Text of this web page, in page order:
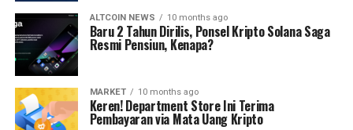
ALTCOIN NEWS 10 months ago
Baru 2 Tahun Dirilis, Ponsel Kripto Solana Saga
Resmi Pensiun, Kenapa?
MARKET 10 months ago
Keren! Department Store Ini Terima
Pembayaran via Mata Uang Kripto